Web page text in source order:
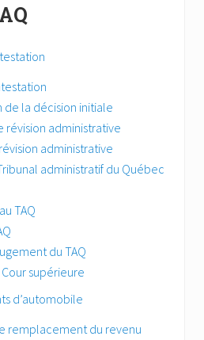
de la décision initiale
révision administrative
administrative
administratif du Québec
TAQ
du TAQ
supérieure
d’automobile
remplacement du revenu